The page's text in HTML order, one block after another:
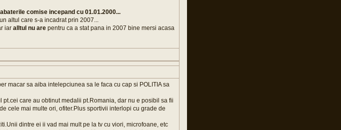
comise incepand cu 01.01.2000...
altul care s-a incadrat prin 2007...
iar alltul nu are pentru ca a stat pana in 2007 bine mersi acasa
macar sa aiba intelepciunea sa le faca cu cap si POLITIA sa
care au obtinut medalii pt.Romania, dar nu e posibil sa fii
cele mai multe ori, ofiter.Plus sportivii interlopi cu grade de
dintre ei ii vad mai mult pe la tv cu viori, microfoane, etc